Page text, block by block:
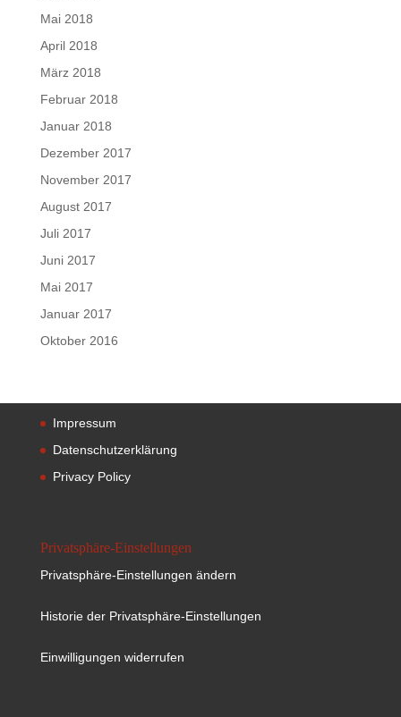
Mai 2018
April 2018
März 2018
Februar 2018
Januar 2018
Dezember 2017
November 2017
August 2017
Juli 2017
Juni 2017
Mai 2017
Januar 2017
Oktober 2016
Impressum
Datenschutzerklärung
Privacy Policy
Privatsphäre-Einstellungen
Privatsphäre-Einstellungen ändern
Historie der Privatsphäre-Einstellungen
Einwilligungen widerrufen